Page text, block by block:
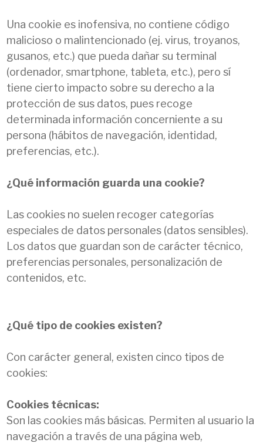
Una cookie es inofensiva, no contiene código
malicioso o malintencionado (ej. virus, troyanos,
gusanos, etc.) que pueda dañar su terminal
(ordenador, smartphone, tableta, etc.), pero sí
tiene cierto impacto sobre su derecho a la
protección de sus datos, pues recoge
determinada información concerniente a su
persona (hábitos de navegación, identidad,
preferencias, etc.).
¿Qué información guarda una cookie?
Las cookies no suelen recoger categorías
especiales de datos personales (datos sensibles).
Los datos que guardan son de carácter técnico,
preferencias personales, personalización de
contenidos, etc.
¿Qué tipo de cookies existen?
Con carácter general, existen cinco tipos de
cookies:
Cookies técnicas:
Son las cookies más básicas. Permiten al usuario la
navegación a través de una página web,